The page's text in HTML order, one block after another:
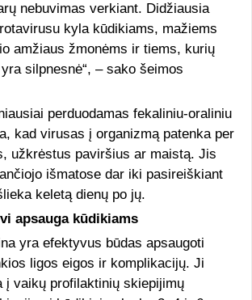
nebuvimas verkiant. Didžiausia
kyla kūdikiams, mažiems
amžiaus žmonėms ir tiems, kurių
silpnesnė“, – sako šeimos
perduodamas fekaliniu-oraliniu
kad virusas į organizmą patenka per
užkrėstus paviršius ar maistą. Jis
išmatose dar iki pasireiškiant
keletą dienų po jų.
apsauga kūdikiams
yra efektyvus būdas apsaugoti
ligos eigos ir komplikacijų. Ji
į vaikų profilaktinių skiepijimų